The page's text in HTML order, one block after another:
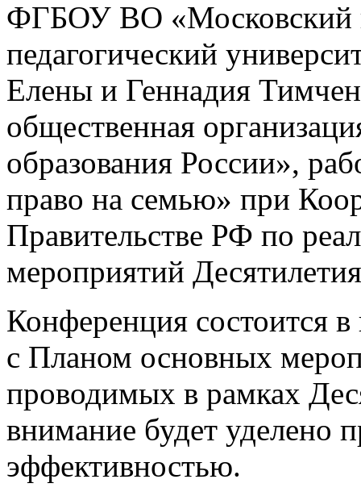
ФГБОУ ВО «Московский
педагогический
Елены и Геннадия
общественная
образования России»,
право на семью» при
Правительстве РФ по
мероприятий
Конференция состоится
с Планом основных
проводимых в рамках
внимание будет уделено
эффективностью.